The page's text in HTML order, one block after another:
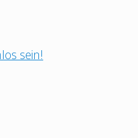
sein!